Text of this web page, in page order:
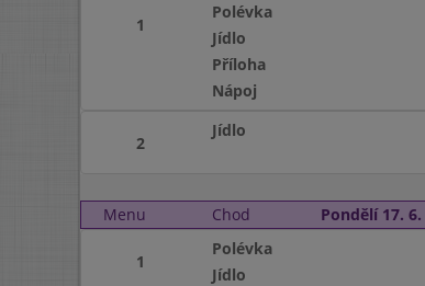
1
Polévka
Jídlo
Příloha
Nápoj
2
Jídlo
Menu
Chod Pondělí 17.
1
Polévka
Jídlo